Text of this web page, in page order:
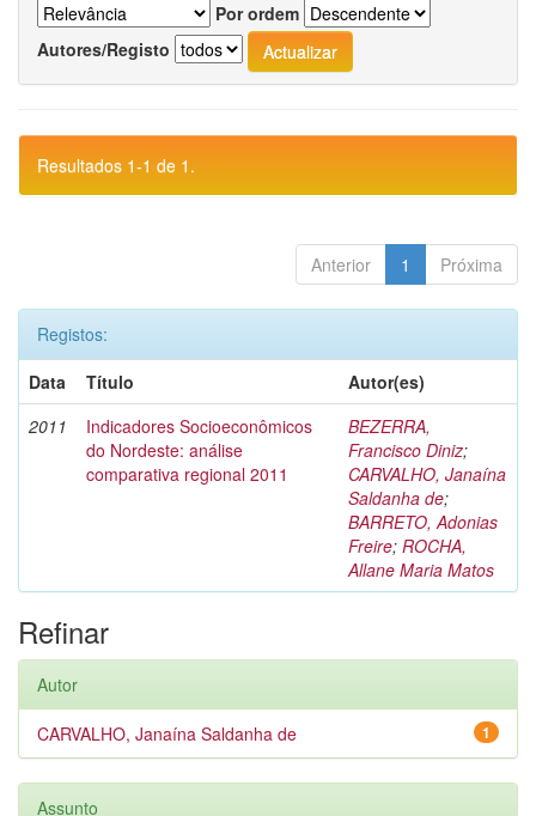
Por ordem
Autores/Registo
Resultados 1-1 de 1.
Anterior 1 Próxima
Registos:
Data
Título
Autor(es)
2011
Indicadores Socioeconômicos
do Nordeste: análise
comparativa regional 2011
BEZERRA,
Francisco Diniz;
CARVALHO, Janaína
Saldanha de;
BARRETO, Adonias
Freire; ROCHA,
Allane Maria Matos
Refinar
Autor
1
CARVALHO, Janaína Saldanha de
Assunto